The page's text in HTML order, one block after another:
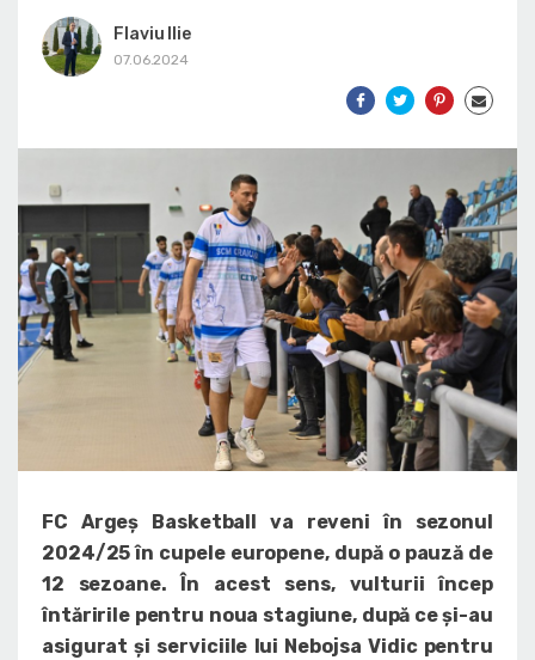
Flaviu Ilie
07.06.2024
FC Argeș Basketball va reveni în sezonul
2024/25 în cupele europene, după o pauză de
12 sezoane. În acest sens, vulturii încep
întăririle pentru noua stagiune, după ce și-au
asigurat și serviciile lui Nebojsa Vidic pentru